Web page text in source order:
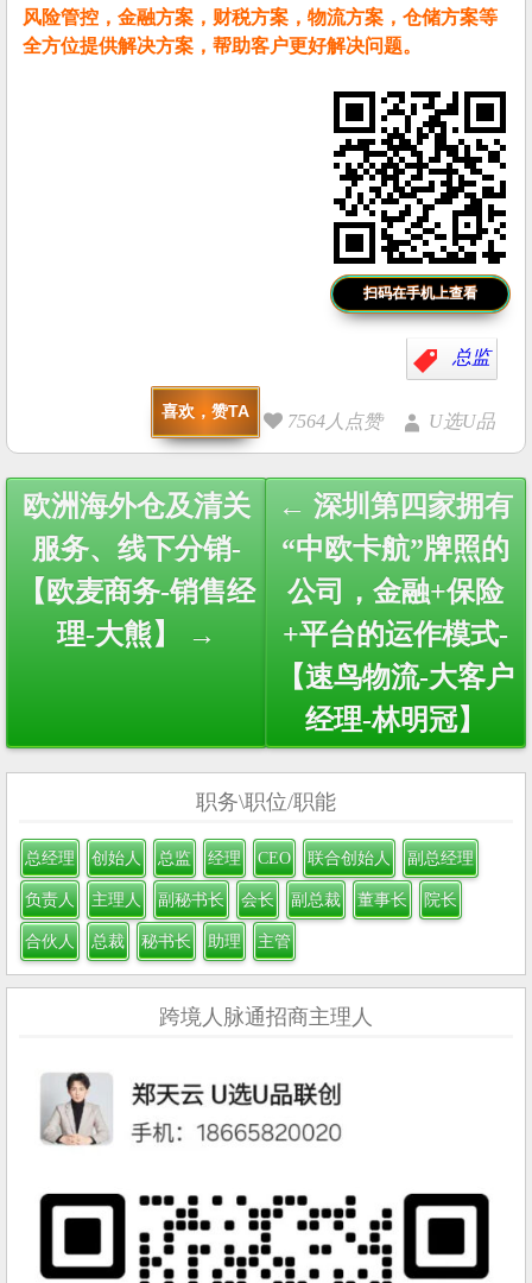
风险管控，金融方案，财税方案，物流方案，仓储方案等
全方位提供解决方案，帮助客户更好解决问题。
扫码在手机上查看
总监
喜欢，赞TA 7564人点赞 U选U品
Post
navigation
欧洲海外仓及清关
服务、线下分销-
【欧麦商务-销售经
理-大熊】 →
← 深圳第四家拥有
“中欧卡航”牌照的
公司，金融+保险
+平台的运作模式-
【速鸟物流-大客户
经理-林明冠】
职务\职位/职能
总经理 创始人 总监 经理 CEO 联合创始人 副总经理
负责人 主理人 副秘书长 会长 副总裁 董事长 院长
合伙人 总裁 秘书长 助理 主管
跨境人脉通招商主理人